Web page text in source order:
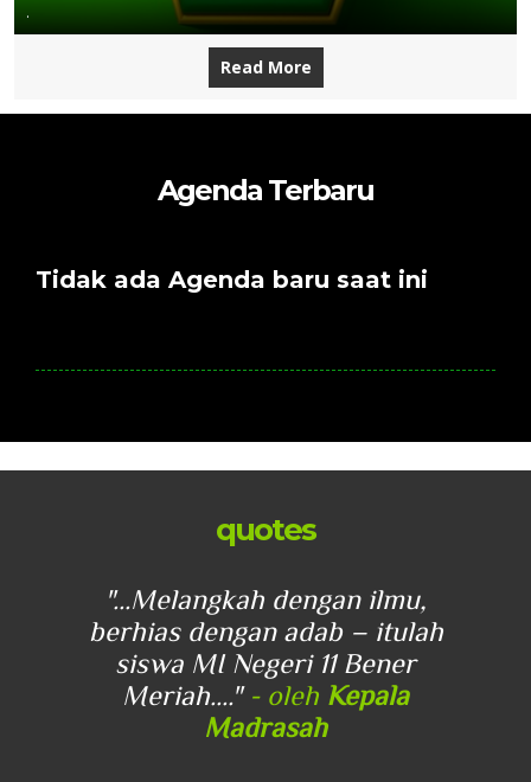
.
Read More
Agenda Terbaru
Tidak ada Agenda baru saat ini
quotes
"...Melangkah dengan ilmu,
berhias dengan adab – itulah
siswa MI Negeri 11 Bener
Meriah...." - oleh Kepala
Madrasah